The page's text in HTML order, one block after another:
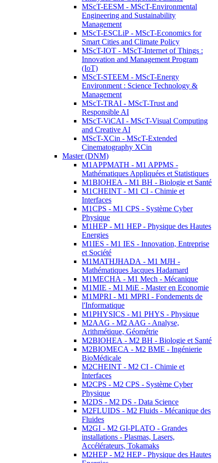
MScT-EESM - MScT-Environmental
Engineering and Sustainability
Management
MScT-ESCLiP - MScT-Economics for
Smart Cities and Climate Policy
MScT-IOT - MScT-Internet of Things :
Innovation and Management Program
(IoT)
MScT-STEEM - MScT-Energy
Environment : Science Technology &
Management
MScT-TRAI - MScT-Trust and
Responsible AI
MScT-ViCAI - MScT-Visual Computing
and Creative AI
MScT-XCin - MScT-Extended
Cinematography XCin
Master (DNM)
M1APPMATH - M1 APPMS -
Mathématiques Appliquées et Statistiques
M1BIOHEA - M1 BH - Biologie et Santé
M1CHEINT - M1 CI - Chimie et
Interfaces
M1CPS - M1 CPS - Système Cyber
Physique
M1HEP - M1 HEP - Physique des Hautes
Energies
M1IES - M1 IES - Innovation, Entreprise
et Société
M1MATHJHADA - M1 MJH -
Mathématiques Jacques Hadamard
M1MECHA - M1 Mech - Mécanique
M1MIE - M1 MiE - Master en Economie
M1MPRI - M1 MPRI - Fondements de
l'Informatique
M1PHYSICS - M1 PHYS - Physique
M2AAG - M2 AAG - Analyse,
Arithmétique, Géométrie
M2BIOHEA - M2 BH - Biologie et Santé
M2BIOMECA - M2 BME - Ingénierie
BioMédicale
M2CHEINT - M2 CI - Chimie et
Interfaces
M2CPS - M2 CPS - Système Cyber
Physique
M2DS - M2 DS - Data Science
M2FLUIDS - M2 Fluids - Mécanique des
Fluides
M2GI - M2 GI-PLATO - Grandes
installations - Plasmas, Lasers,
Accélérateurs, Tokamaks
M2HEP - M2 HEP - Physique des Hautes